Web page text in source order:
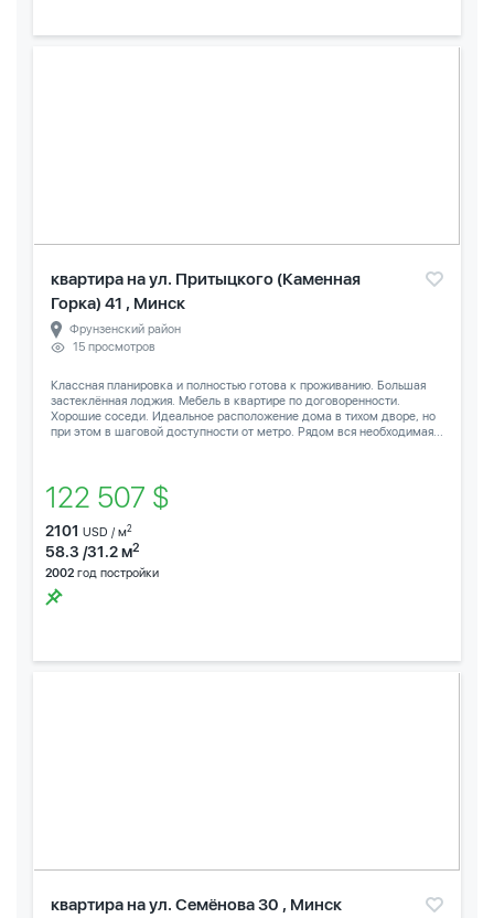
квартира на ул. Притыцкого (Каменная
Горка) 41 , Минск
Фрунзенский район
15 просмотров
Классная планировка и полностью готова к проживанию. Большая
застеклённая лоджия. Мебель в квартире по договоренности.
Хорошие соседи. Идеальное расположение дома в тихом дворе, но
при этом в шаговой доступности от метро. Рядом вся необходимая...
122 507 $
2101 USD / м2
58.3 /31.2 м2
2002 год постройки
квартира на ул. Семёнова 30 , Минск